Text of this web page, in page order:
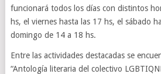
funcionará todos los días con distintos
hs, el viernes hasta las 17 hs, el sábado
domingo de 14 a 18 hs.
Entre las actividades destacadas se
“Antología literaria del colectivo